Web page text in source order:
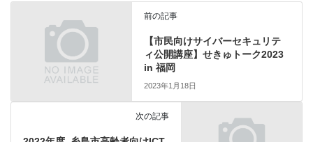
前の記事
【市民向けサイバーセキュリテ
ィ公開講座】せきゅトーク2023
in 福岡
2023年1月18日
次の記事